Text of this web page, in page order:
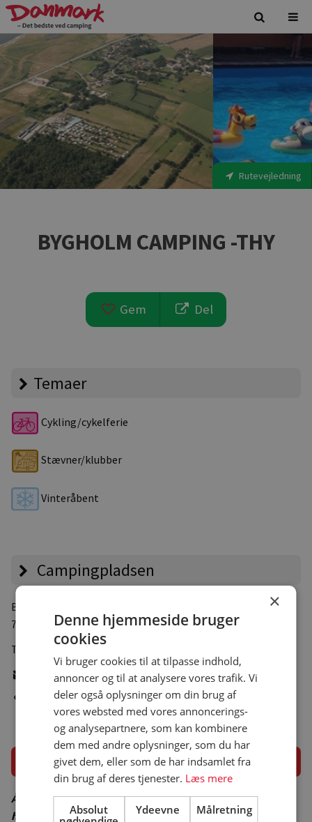
Rutevejledning
BYGHOLM CAMPING -THY
Gem Del
Temaer
Cykling/cykelferie
Stævner/klubber
Vinteråbent
Campingpladsen
Bygholmvej 27
7742 Vesløs
Tlf.:
Skriv e-mail
Gå til pladsens hjemmeside
Åbningsperiode
Åbningsperiode er vejledende – besøg campingpladsens
hjemmeside for korrekt åbningsperiode
×
Denne hjemmeside bruger
cookies
Vi bruger cookies til at tilpasse indhold,
annoncer og til at analysere vores trafik. Vi
deler også oplysninger om din brug af
vores websted med vores annoncerings-
og analysepartnere, som kan kombinere
dem med andre oplysninger, som du har
givet dem, eller som de har indsamlet fra
din brug af deres tjenester. Læs mere
Absolut
Ydeevne Målretning